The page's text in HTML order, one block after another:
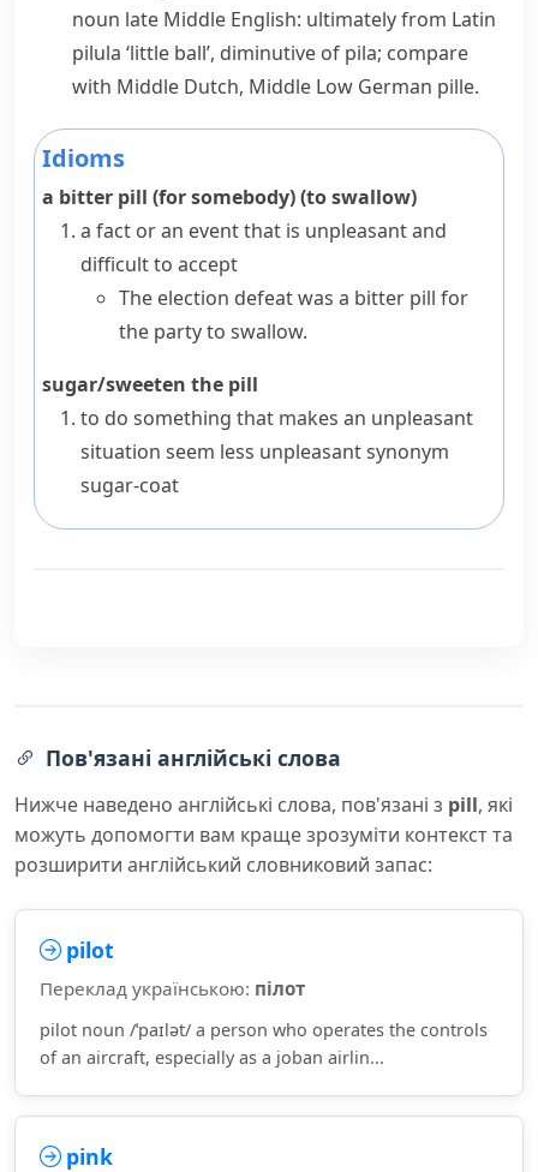
noun late Middle English: ultimately from Latin
pilula ‘little ball’, diminutive of pila; compare
with Middle Dutch, Middle Low German pille.
Idioms
a bitter pill (for somebody) (to swallow)
a fact or an event that is unpleasant and
difficult to accept
The election defeat was a bitter pill for
the party to swallow.
sugar/sweeten the pill
to do something that makes an unpleasant
situation seem less unpleasantsynonym
sugar-coat
Пов'язані англійські слова
Нижче наведено англійські слова, пов'язані з pill, які
можуть допомогти вам краще зрозуміти контекст та
розширити англійський словниковий запас:
pilot
Переклад українською: пілот
pilot noun /ˈpaɪlət/ a person who operates the controls
of an aircraft, especially as a joban airlin...
pink